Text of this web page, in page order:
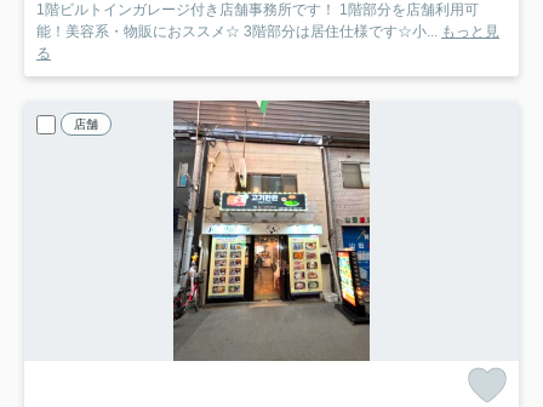
1階ビルトインガレージ付き店舗事務所です！ 1階部分を店舗利用可
能！美容系・物販におススメ☆ 3階部分は居住仕様です☆小... もっと見
る
店舗